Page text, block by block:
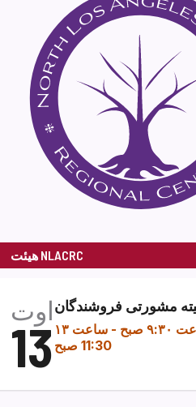
هیئت NLACRC
اوت
13
مشورتی فروشندگان
صبح - ساعت
11:30 صبح